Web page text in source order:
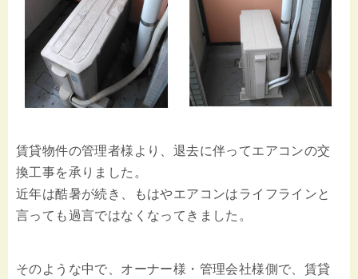
賃貸物件の管理者様より、退去に伴ってエアコンの交
換工事を承りました。
近年は酷暑が続き、もはやエアコンはライフラインと
言っても過言ではなくなってきました。
そのような中で、オーナー様・管理会社様側で、賃貸